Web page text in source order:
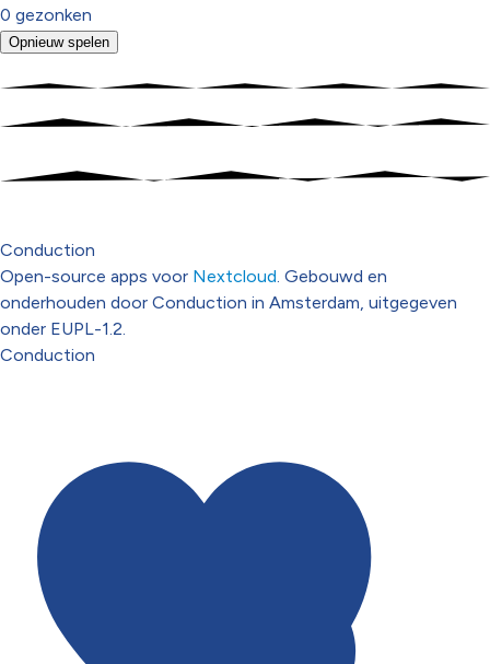
0 gezonken
Opnieuw spelen
Conduction
Open-source apps voor Nextcloud. Gebouwd en
onderhouden door Conduction in Amsterdam, uitgegeven
onder EUPL-1.2.
Conduction